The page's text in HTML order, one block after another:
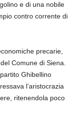
e di una nobile
contro corrente di
precarie,
Comune di Siena.
Ghibellino
l’aristocrazia
ritenendola poco